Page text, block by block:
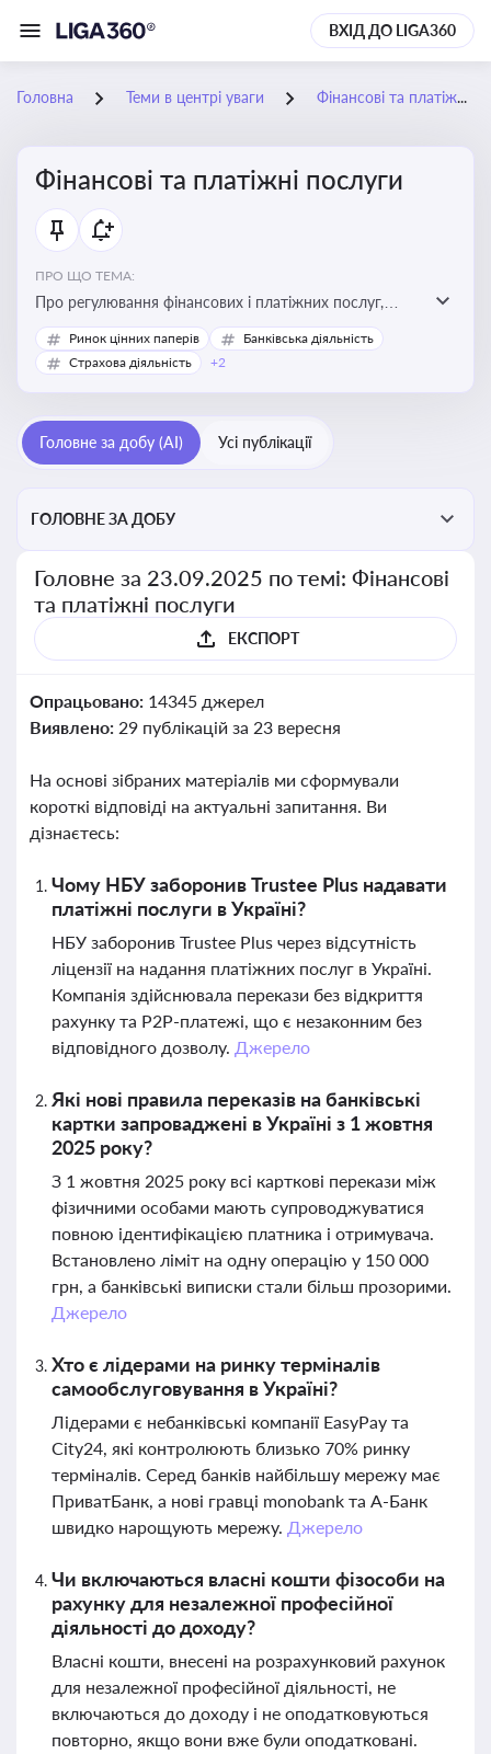
ВХІД ДО LIGA360
Головна Теми в центрі уваги Фінансові та платіжні послуги
Фінансові та платіжні послуги
ПРО ЩО ТЕМА:
Про регулювання фінансових і платіжних послуг,
управління коштами, приймання платежів та
дотримання ліцензійних вимог
Ринок цінних паперів
Банківська діяльність
Страхова діяльність
+2
Головне за добу (AI) Усі публікації
ГОЛОВНЕ ЗА ДОБУ
Головне за 23.09.2025 по темі: Фінансові
та платіжні послуги
ЕКСПОРТ
Опрацьовано: 14345 джерел
Виявлено: 29 публікацій за 23 вересня
На основі зібраних матеріалів ми сформували
короткі відповіді на актуальні запитання. Ви
дізнаєтесь:
Чому НБУ заборонив Trustee Plus надавати
платіжні послуги в Україні?
НБУ заборонив Trustee Plus через відсутність
ліцензії на надання платіжних послуг в Україні.
Компанія здійснювала перекази без відкриття
рахунку та P2P-платежі, що є незаконним без
відповідного дозволу. Джерело
Які нові правила переказів на банківські
картки запроваджені в Україні з 1 жовтня
2025 року?
З 1 жовтня 2025 року всі карткові перекази між
фізичними особами мають супроводжуватися
повною ідентифікацією платника і отримувача.
Встановлено ліміт на одну операцію у 150 000
грн, а банківські виписки стали більш прозорими.
Джерело
Хто є лідерами на ринку терміналів
самообслуговування в Україні?
Лідерами є небанківські компанії EasyPay та
City24, які контролюють близько 70% ринку
терміналів. Серед банків найбільшу мережу має
ПриватБанк, а нові гравці monobank та А-Банк
швидко нарощують мережу. Джерело
Чи включаються власні кошти фізособи на
рахунку для незалежної професійної
діяльності до доходу?
Власні кошти, внесені на розрахунковий рахунок
для незалежної професійної діяльності, не
включаються до доходу і не оподатковуються
повторно, якщо вони вже були оподатковані.